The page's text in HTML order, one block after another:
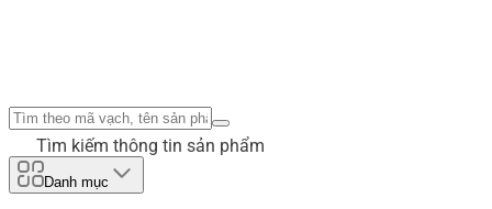
Tìm kiếm thông tin sản phẩm
Danh mục